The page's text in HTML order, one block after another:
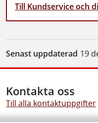
Till Kundservice och
Senast uppdaterad 19
Kontakta oss
Till alla kontaktuppgifter